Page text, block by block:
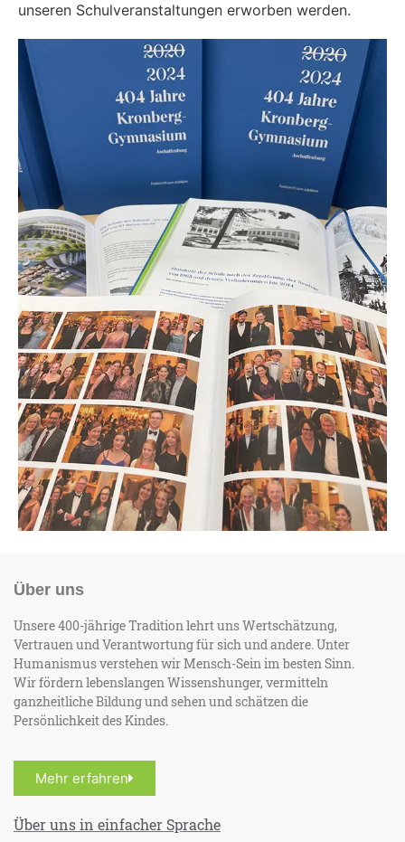
unseren Schulveranstaltungen erworben werden.
Über uns
Unsere 400-jährige Tradition lehrt uns Wertschätzung,
Vertrauen und Verantwortung für sich und andere. Unter
Humanismus verstehen wir Mensch-Sein im besten Sinn.
Wir fördern lebenslangen Wissenshunger, vermitteln
ganzheitliche Bildung und sehen und schätzen die
Persönlichkeit des Kindes.
Mehr erfahren
Über uns in einfacher Sprache